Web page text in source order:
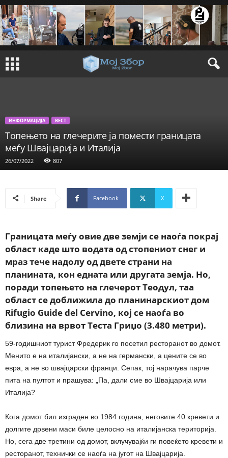
ИНФОРМАЦИЈА ВЕСТ
Tопењето на глечерите ја помести границата
меѓу Швајцарија и Италија
26/07/2022 807
Share Facebook X
Границата меѓу овие две земји се наоѓа покрај
област каде што водата од стопениот снег и
мраз тече надолу од двете страни на
планината, кон едната или другата земја. Но,
поради топењето на глечерот Теодул, таа
област се доближила до планинарскиот дом
Rifugio Guide del Cervino, кој се наоѓа во
близина на врвот Теста Гриџо (3.480 метри).
59-годишниот турист Фредерик го посетил ресторанот во домот.
Менито е на италијански, а не на германски, а цените се во
евра, а не во швајцарски франци. Сепак, тој нарачува парче
пита на пултот и прашува: „Па, дали сме во Швајцарија или
Италија?
Кога домот бил изграден во 1984 година, неговите 40 кревети и
долгите дрвени маси биле целосно на италијанска територија.
Но, сега две третини од домот, вклучувајќи ги повеќето кревети и
ресторанот, технички се наоѓа на југот на Швајцарија.